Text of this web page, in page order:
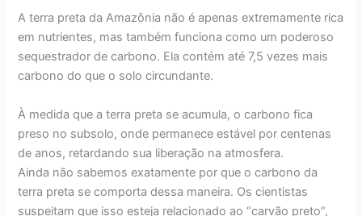
A terra preta da Amazônia não é apenas extremamente rica
em nutrientes, mas também funciona como um poderoso
sequestrador de carbono. Ela contém até 7,5 vezes mais
carbono do que o solo circundante.
À medida que a terra preta se acumula, o carbono fica
preso no subsolo, onde permanece estável por centenas
de anos, retardando sua liberação na atmosfera.
Ainda não sabemos exatamente por que o carbono da
terra preta se comporta dessa maneira. Os cientistas
suspeitam que isso esteja relacionado ao “carvão preto”,